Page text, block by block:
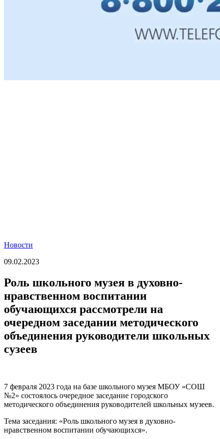
Новости
09.02.2023
Роль школьного музея в духовно-
нравственном воспитании
обучающихся рассмотрели на
очередном заседании методического
объединения руководители школьных
сузеев
7 февраля 2023 года на базе школьного музея МБОУ «СОШ
№2» состоялось очередное заседание городского
методического объединения руководителей школьных музеев.
Тема заседания: «Роль школьного музея в духовно-
нравственном воспитании обучающихся».